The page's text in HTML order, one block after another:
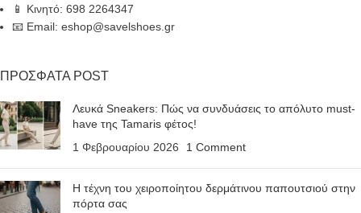
📱 Κινητό: 698 2264347
📧 Email: eshop@savelshoes.gr
ΠΡΟΣΦΑΤΑ POST
Λευκά Sneakers: Πώς να συνδυάσεις το απόλυτο must-
have της Tamaris φέτος!
1 Φεβρουαρίου 2026
1 Comment
Η τέχνη του χειροποίητου δερμάτινου παπουτσιού στην
πόρτα σας